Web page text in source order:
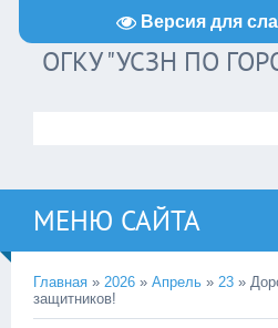
Версия для
ОГКУ "УСЗН ПО
МЕНЮ САЙТА
Главная » 2026 » Апрель » 23 »
защитников!